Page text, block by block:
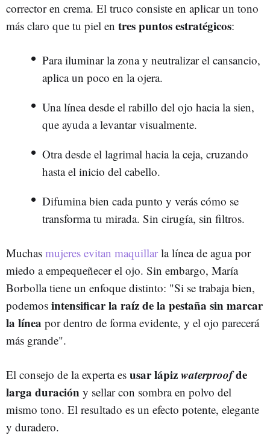
corrector en crema. El truco consiste en aplicar un tono
más claro que tu piel en tres puntos estratégicos:
Para iluminar la zona y neutralizar el cansancio,
aplica un poco en la ojera.
Una línea desde el rabillo del ojo hacia la sien,
que ayuda a levantar visualmente.
Otra desde el lagrimal hacia la ceja, cruzando
hasta el inicio del cabello.
Difumina bien cada punto y verás cómo se
transforma tu mirada. Sin cirugía, sin filtros.
Muchas mujeres evitan maquillarla línea de agua por
miedo a empequeñecer el ojo. Sin embargo, María
Borbolla tiene un enfoque distinto: "Si se trabaja bien,
podemos intensificar la raíz de la pestaña sin marcar
la línea por dentro de forma evidente, y el ojo parecerá
más grande".
El consejo de la experta es usar lápizwaterproofde
larga duración y sellar con sombra en polvo del
mismo tono. El resultado es un efecto potente, elegante
y duradero.